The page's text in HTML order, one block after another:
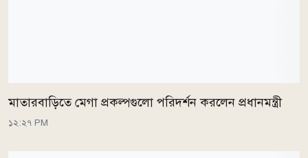
মাতারবাড়িতে মেগা প্রকল্পগুলো পরিদর্শন করলেন প্রধানমন্ত্রী
১২:২৭ PM